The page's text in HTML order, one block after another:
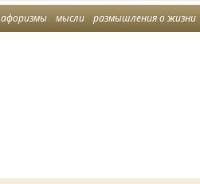
афоризмы мысли размышления о жизни